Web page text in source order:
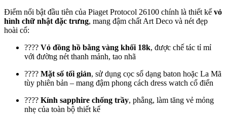
Điểm nổi bật đầu tiên của Piaget Protocol 26100 chính là thiết kế vỏ
hình chữ nhật đặc trưng, mang đậm chất Art Deco và nét đẹp
hoài cổ:
???? Vỏ đồng hồ bằng vàng khối 18k, được chế tác tỉ mỉ
với đường nét thanh mảnh, tao nhã
????️ Mặt số tối giản, sử dụng cọc số dạng baton hoặc La Mã
tùy phiên bản – mang đậm phong cách dress watch cổ điển
???? Kính sapphire chống trầy, phẳng, làm tăng vẻ mỏng
nhẹ của toàn bộ thiết kế